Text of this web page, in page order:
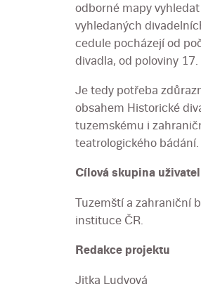
odborné mapy
vyhledaných
cedule pocházejí od
divadla, od poloviny
Je tedy potřeba
obsahem Historické
tuzemskému i
teatrologického bádání.
Cílová skupina
Tuzemští a zahraniční
instituce ČR.
Redakce projektu
Jitka Ludvová